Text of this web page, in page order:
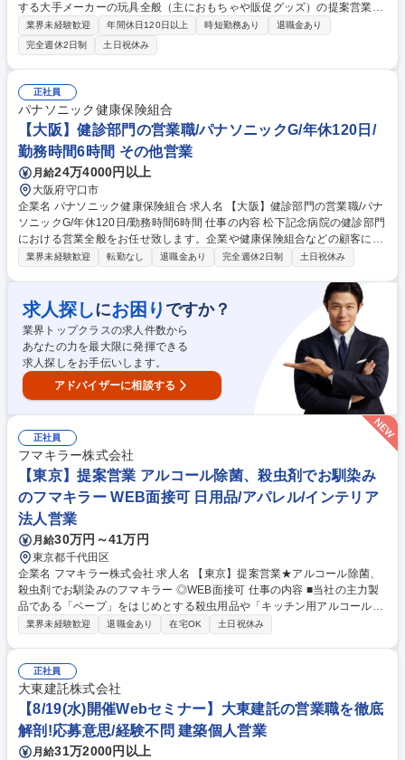
する大手メーカーの玩具全般（主におもちゃや販促グッズ）の提案営業で
す。提案先はGMS（総合型スーパーマーケット）玩具専門店様などの既存
顧客となるため、ルート営業が中心となります。 ■大手GMS様、総合ディ
スカウントストア様などへの玩具商材営業■得意先バイヤーへの商品提案
活動■新商品の情報をバンダイなどメーカーやマーケティング部門より取
得し、バイヤーへ説明、需要予測に基づく見積りの提示、受注、メーカー
への発注■商品の販売促進提案■玩具売場のメンテナンス、改装作業、販売
応援 ※月1回程度の出張可能性あり■商品の出荷入力、マスター登録作業
等の事務作業 募集職種 【おもちゃの営業】★バンダイナムコGr/人気キャ
ラクターの新商品等も扱える
業界未経験歓迎 年間休日120日以上 時短勤務あり
退職金あり
完全週休2日制
土日祝休み
正社員
パナソニック健康保険組合
【大阪】健診部門の営業職/パナソニックG/年休120日/
勤務時間6時間 その他営業
月給24万4000円以上
大阪府守口市
企業名 パナソニック健康保険組合 求人名 【大阪】健診部門の営業職/パナ
ソニックG/年休120日/勤務時間6時間 仕事の内容 松下記念病院の健診部門
における営業全般をお任せ致します。企業や健康保険組合などの顧客に対
し、人間ドックや定期健診の受診提案・サポートを行います。 標準営業業
フターフォロー： 健診契約の提案、受診後のフォロー、進捗管理。顧客満
足度の向上： 複数の顧客領域を横断して担当し、信頼関係を築きながら成
果の安定化を図ります。ノルマはございません。 ※これまでのご経験分野
（業界など）に応じた業務配慮を行いますので、医療・健診業界が初めて
の方も安心してスタートできます。 募集職種 【大阪】健診部門の営業職/
パナソニックG/年休120日/勤務時間6時間
業界未経験歓迎 転勤なし 退職金あり 完全週休2日制 土日祝休み
求人探しにお困り ですか？
業界トップクラスの求人件数から
あなたの力を最大限に発揮できる
求人探しをお手伝いします。
アドバイザーに相談する
正社員
フマキラー株式会社
【東京】提案営業 アルコール除菌、殺虫剤でお馴染み
のフマキラー WEB面接可 日用品/アパレル/インテリア
法人営業
月給30万円～41万円
東京都千代田区
企業名 フマキラー株式会社 求人名 【東京】提案営業★アルコール除菌、
殺虫剤でお馴染みのフマキラー ◎WEB面接可 仕事の内容 ■当社の主力製
品である「ベープ」をはじめとする殺虫用品や「キッチン用アルコール除
菌」といった家庭用品、園芸用品などの提案営業です。 【具体的には】商
販売動向の調査 ・製品や売場レイアウトの提案、 その提案資料の作成
（ディスプレイや販促物の企画）等。 ■人の命や暮らしを守ることに直結
するやりがいのある営業です ■弊社は海外でも殺虫剤事業を展開しており
ます。将来的には海外営業としてのキャリア構築も可能です。 募集職種
【東京】提案営業★アルコール除菌、殺虫剤でお馴染みのフマキラー ◎W
EB面接可
業界未経験歓迎 退職金あり 在宅OK 土日祝休み
正社員
大東建託株式会社
【8/19(水)開催Webセミナー】大東建託の営業職を徹底
解剖!応募意思/経験不問 建築個人営業
月給31万2000円以上